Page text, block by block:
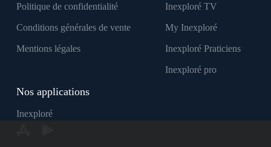
Politique de confidentialité
Conditions générales de vente
Mentions légales
Inexploré TV
My Inexploré
Inexploré Praticiens
Inexploré pro
Nos applications
Inexploré